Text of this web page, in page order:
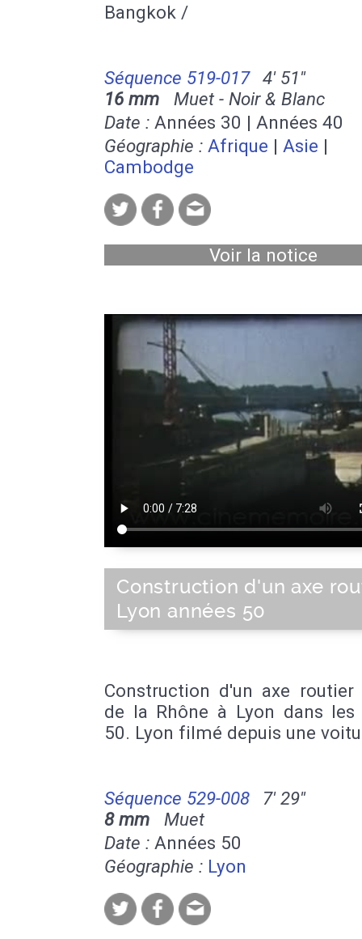
Bangkok /
Séquence 519-017
4' 51''
16 mm Muet - Noir & Blanc
Date : Années 30 | Années 40
Géographie : Afrique | Asie |
Cambodge
Voir la notice
Construction d'un axe
Lyon années 50
Construction d'un axe
de la Rhône à Lyon dans les
50. Lyon filmé depuis une
Séquence 529-008
7' 29''
8 mm Muet
Date : Années 50
Géographie : Lyon